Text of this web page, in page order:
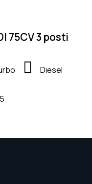
75CV 3 posti
Diesel